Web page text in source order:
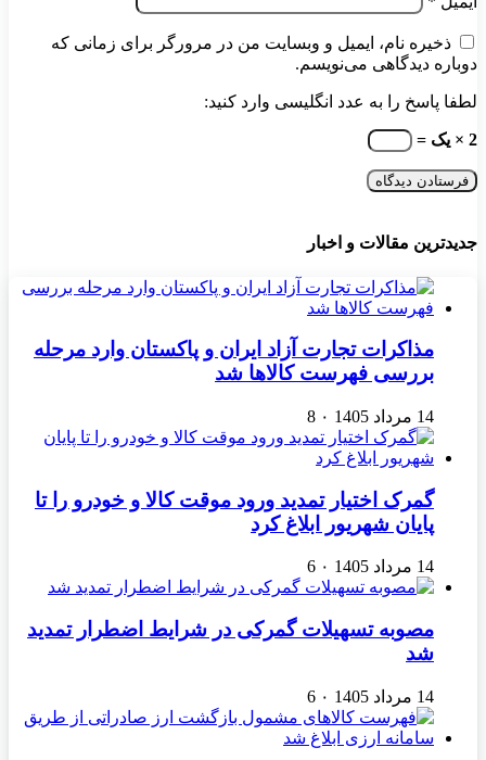
ذخیره نام، ایمیل و وبسایت من در مرورگر برای زمانی که
دوباره دیدگاهی می‌نویسم.
لطفا پاسخ را به عدد انگلیسی وارد کنید:
2 × یک =
جدیدترین مقالات و اخبار
مذاکرات تجارت آزاد ایران و پاکستان وارد مرحله
بررسی فهرست کالاها شد
14 مرداد 1405 ۰ 8
گمرک اختیار تمدید ورود موقت کالا و خودرو را تا
پایان شهریور ابلاغ کرد
14 مرداد 1405 ۰ 6
مصوبه تسهیلات گمرکی در شرایط اضطرار تمدید
شد
14 مرداد 1405 ۰ 6